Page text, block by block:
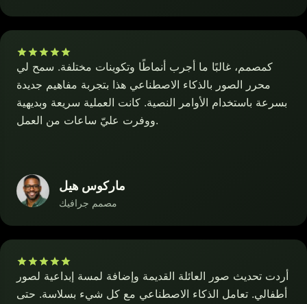
كمصمم، غالبًا ما أجرب أنماطًا وتكوينات مختلفة. سمح لي
محرر الصور بالذكاء الاصطناعي هذا بتجربة مفاهيم جديدة
بسرعة باستخدام الأوامر النصية. كانت العملية سريعة وبديهية
ووفرت عليّ ساعات من العمل.
ماركوس هيل
مصمم جرافيك
أردت تحديث صور العائلة القديمة وإضافة لمسة إبداعية لصور
أطفالي. تعامل الذكاء الاصطناعي مع كل شيء بسلاسة. حتى